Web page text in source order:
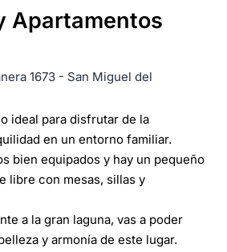
Apartamentos
1673 - San Miguel del
ideal para disfrutar de la
en un entorno familiar.
bien equipados y hay un pequeño
libre con mesas, sillas y
a la gran laguna, vas a poder
y armonía de este lugar.